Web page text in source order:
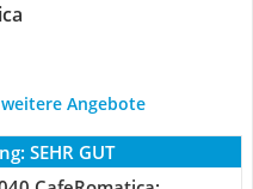
Angebote
SEHR GUT